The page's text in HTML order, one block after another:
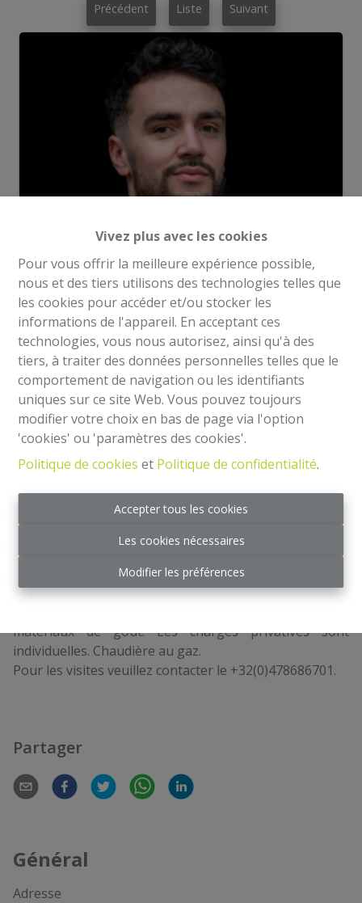
Vivez plus avec les cookies
Pour vous offrir la meilleure expérience possible,
nous et des tiers utilisons des technologies telles que
les cookies pour accéder et/ou stocker les
informations de l'appareil. En acceptant ces
technologies, vous nous autorisez, ainsi qu'à des
tiers, à traiter des données personnelles telles que le
comportement de navigation ou les identifiants
uniques sur ce site Web. Vous pouvez toujours
modifier votre choix en bas de page via l'option
'cookies' ou 'paramètres des cookies'.
Politique de cookies et Politique de confidentialité.
Accepter tous les cookies
Les cookies nécessaires
Modifier les préférences
Précédent Liste Suivant
Demande d'informations
200 m² 4
Commerce sur deux étages situé sur une chaussée très
fréquentée avec beaucoup de transports et commerces
avoisinant. Le commerce se compose d'une grande
salle au rez-de-chausée de +/- 100m² avec une très
belle luminosité ainsi que d'un escalier central menant
Au premier, une autre salle similaire à celle du rdc avec
également un accès à l'eau et une toilette séparée. A
l'extérieur un parking privé de 4 places est également
inclus.
matériaux de goût. Les charges privatives sont
individuelles. Chaudière au gaz.
Pour les visites veuillez contacter le +32(0)478686701.
Partager
Général
Adresse